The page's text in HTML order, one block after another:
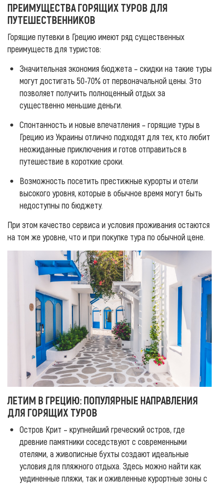
ПРЕИМУЩЕСТВА ГОРЯЩИХ ТУРОВ ДЛЯ
ПУТЕШЕСТВЕННИКОВ
Горящие путевки в Грецию имеют ряд существенных
преимуществ для туристов:
Значительная экономия бюджета – скидки на такие туры
могут достигать 50-70% от первоначальной цены. Это
позволяет получить полноценный отдых за
существенно меньшие деньги.
Спонтанность и новые впечатления – горящие туры в
Грецию из Украины отлично подходят для тех, кто любит
неожиданные приключения и готов отправиться в
путешествие в короткие сроки.
Возможность посетить престижные курорты и отели
высокого уровня, которые в обычное время могут быть
недоступны по бюджету.
При этом качество сервиса и условия проживания остаются
на том же уровне, что и при покупке тура по обычной цене.
ЛЕТИМ В ГРЕЦИЮ: ПОПУЛЯРНЫЕ НАПРАВЛЕНИЯ
ДЛЯ ГОРЯЩИХ ТУРОВ
Остров Крит – крупнейший греческий остров, где
древние памятники соседствуют с современными
отелями, а живописные бухты создают идеальные
условия для пляжного отдыха. Здесь можно найти как
уединенные пляжи, так и оживленные курортные зоны с